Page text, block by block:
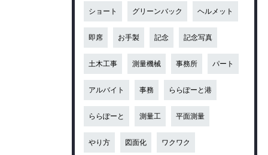
ショート グリーンバック ヘルメット
即席 お手製 記念 記念写真
土木工事 測量機械 事務所 パート
アルバイト 事務 ららぽーと港
ららぽーと 測量工 平面測量
やり方 図面化 ワクワク